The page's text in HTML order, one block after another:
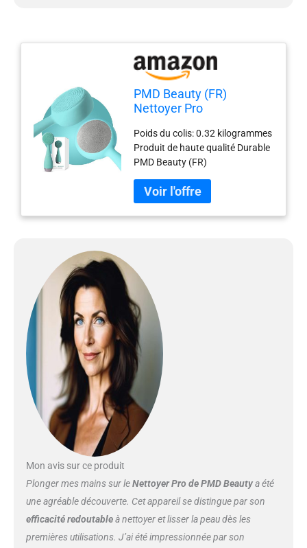
PMD Beauty (FR)
Nettoyer Pro
Poids du colis: 0.32 kilogrammes
Produit de haute qualité Durable
PMD Beauty (FR)
Mon avis sur ce produit
Plonger mes mains sur leNettoyer Pro de PMD Beautya été
une agréable découverte. Cet appareil se distingue par son
efficacité redoutableà nettoyer et lisser la peau dès les
premières utilisations. J’ai été impressionnée par son